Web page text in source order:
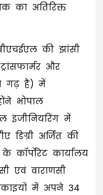
का अतिरिक्त
की झांसी
और
गढ़ है) में
भोपाल
इंजीनियरिंग में
डिग्री अर्जित की
कॉर्पोरेट कार्यालय
एवं वाराणसी
में अपने 34